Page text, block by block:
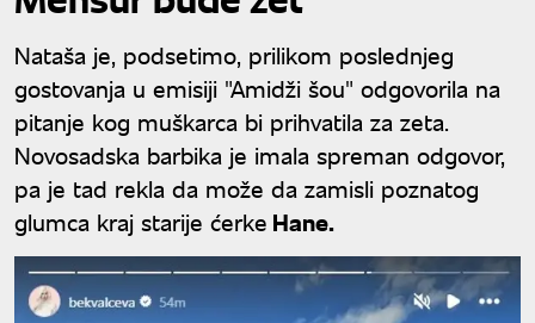
Nataša je, podsetimo, prilikom poslednjeg
gostovanja u emisiji "Amidži šou" odgovorila na
pitanje kog muškarca bi prihvatila za zeta.
Novosadska barbika je imala spreman odgovor,
pa je tad rekla da može da zamisli poznatog
glumca kraj starije ćerke Hane.